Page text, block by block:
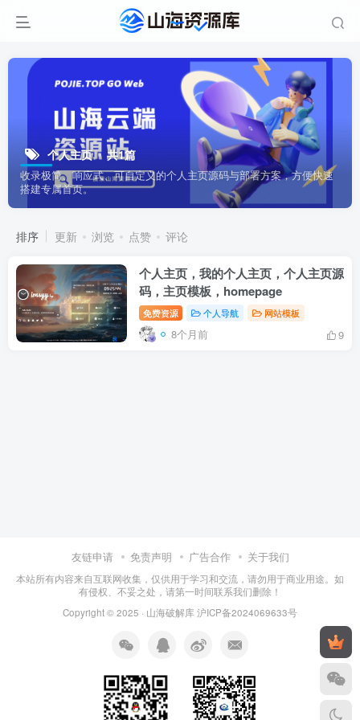
个人主页 共1篇
收录极简、响应式、可自定义的个人主页源码与部署方案，方便快速
搭建专属首页。
排序 更新 浏览 点赞 评论
个人主页，我的个人主页，个人主页源
码，主页模板，homepage
免费资源 个人导航 网站模板
8个月前 9
友链申请 免责声明 广告合作 关于我们
本站所有内容来自互联网收集，仅供用于学习和交流，请勿用于商业用途。如
有侵权、不妥之处，请第一时间联系我们删除！
Copyright © 2025 · 山海破解库沪ICP备2024069633号